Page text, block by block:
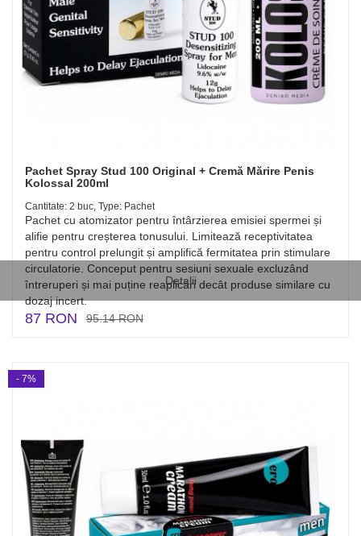
Detalii
Pachet Spray Stud 100 Original + Cremă Mărire Penis
Kolossal 200ml
Cantitate: 2 buc, Type: Pachet
Pachet cu atomizator pentru întârzierea emisiei spermei și
alifie pentru creșterea tonusului. Limitează receptivitatea
pentru control prelungit și amplifică fermitatea prin stimulare
circulatorie. Conceput pentru sesiuni sexuale excluzând
întreruperi și mai puține reaplicări decât produse similare cu
dozaj incert.
87 RON 95.14 RON
- 7%